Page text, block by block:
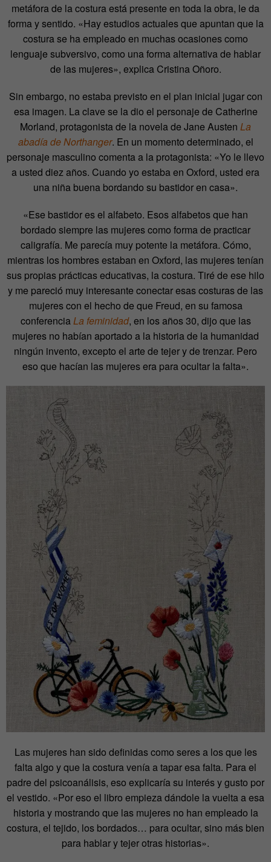
metáfora de la costura está presente en toda la obra, le da
forma y sentido. «Hay estudios actuales que apuntan que la
costura se ha empleado en muchas ocasiones como
lenguaje subversivo, como una forma alternativa de hablar
de las mujeres», explica Cristina Oñoro.
Sin embargo, no estaba previsto en el plan inicial jugar con
esa imagen. La clave se la dio el personaje de Catherine
Morland, protagonista de la novela de Jane Austen La
abadía de Northanger. En un momento determinado, el
personaje masculino comenta a la protagonista: «Yo le llevo
a usted diez años. Cuando yo estaba en Oxford, usted era
una niña buena bordando su bastidor en casa».
«Ese bastidor es el alfabeto. Esos alfabetos que han
bordado siempre las mujeres como forma de practicar
caligrafía. Me parecía muy potente la metáfora. Cómo,
mientras los hombres estaban en Oxford, las mujeres tenían
sus propias prácticas educativas, la costura. Tiré de ese hilo
y me pareció muy interesante conectar esas costuras de las
mujeres con el hecho de que Freud, en su famosa
conferenciaLa feminidad, en los años 30, dijo que las
mujeres no habían aportado a la historia de la humanidad
ningún invento, excepto el arte de tejer y de trenzar. Pero
eso que hacían las mujeres era para ocultar la falta».
Las mujeres han sido definidas como seres a los que les
falta algo y que la costura venía a tapar esa falta. Para el
padre del psicoanálisis, eso explicaría su interés y gusto por
el vestido. «Por eso el libro empieza dándole la vuelta a esa
historia y mostrando que las mujeres no han empleado la
costura, el tejido, los bordados… para ocultar, sino más bien
para hablar y tejer otras historias».